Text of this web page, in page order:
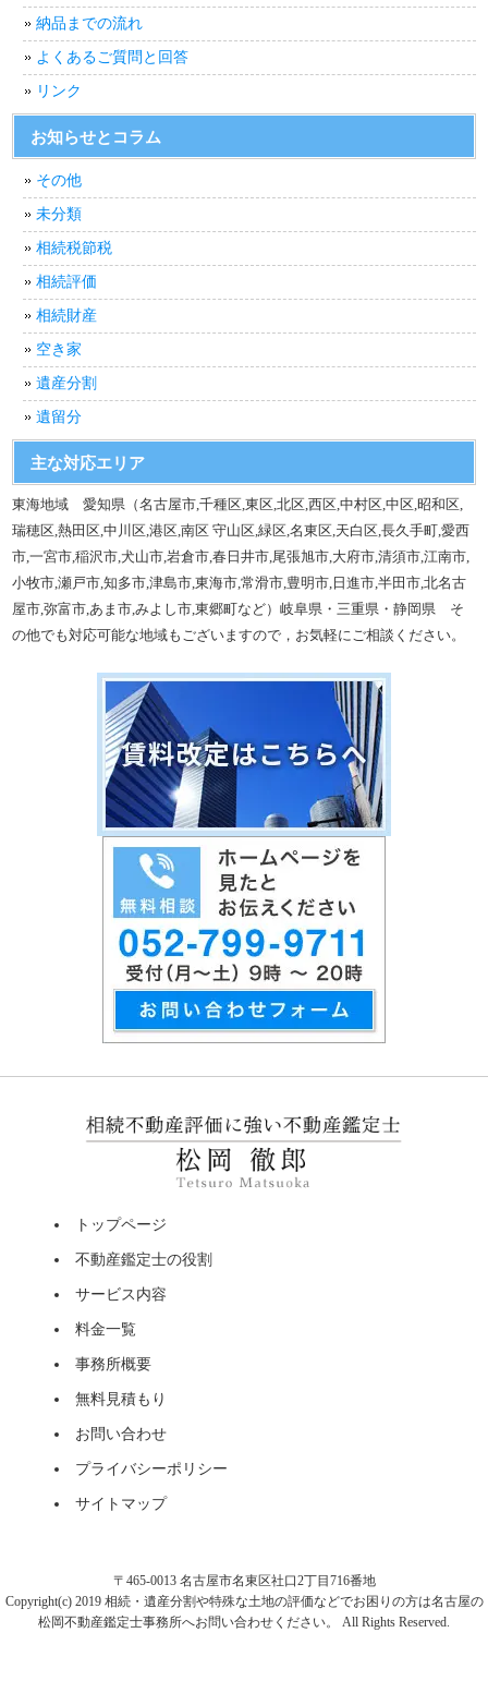
納品までの流れ
よくあるご質問と回答
リンク
お知らせとコラム
その他
未分類
相続税節税
相続評価
相続財産
空き家
遺産分割
遺留分
主な対応エリア
東海地域 愛知県（名古屋市,千種区,東区,北区,西区,中村区,中区,昭和区,
瑞穂区,熱田区,中川区,港区,南区 守山区,緑区,名東区,天白区,長久手町,愛西
市,一宮市,稲沢市,犬山市,岩倉市,春日井市,尾張旭市,大府市,清須市,江南市,
小牧市,瀬戸市,知多市,津島市,東海市,常滑市,豊明市,日進市,半田市,北名古
屋市,弥富市,あま市,みよし市,東郷町など）岐阜県・三重県・静岡県 そ
の他でも対応可能な地域もございますので，お気軽にご相談ください。
トップページ
不動産鑑定士の役割
サービス内容
料金一覧
事務所概要
無料見積もり
お問い合わせ
プライバシーポリシー
サイトマップ
〒465-0013 名古屋市名東区社口2丁目716番地
Copyright(c) 2019 相続・遺産分割や特殊な土地の評価などでお困りの方は名古屋の
松岡不動産鑑定士事務所へお問い合わせください。 All Rights Reserved.